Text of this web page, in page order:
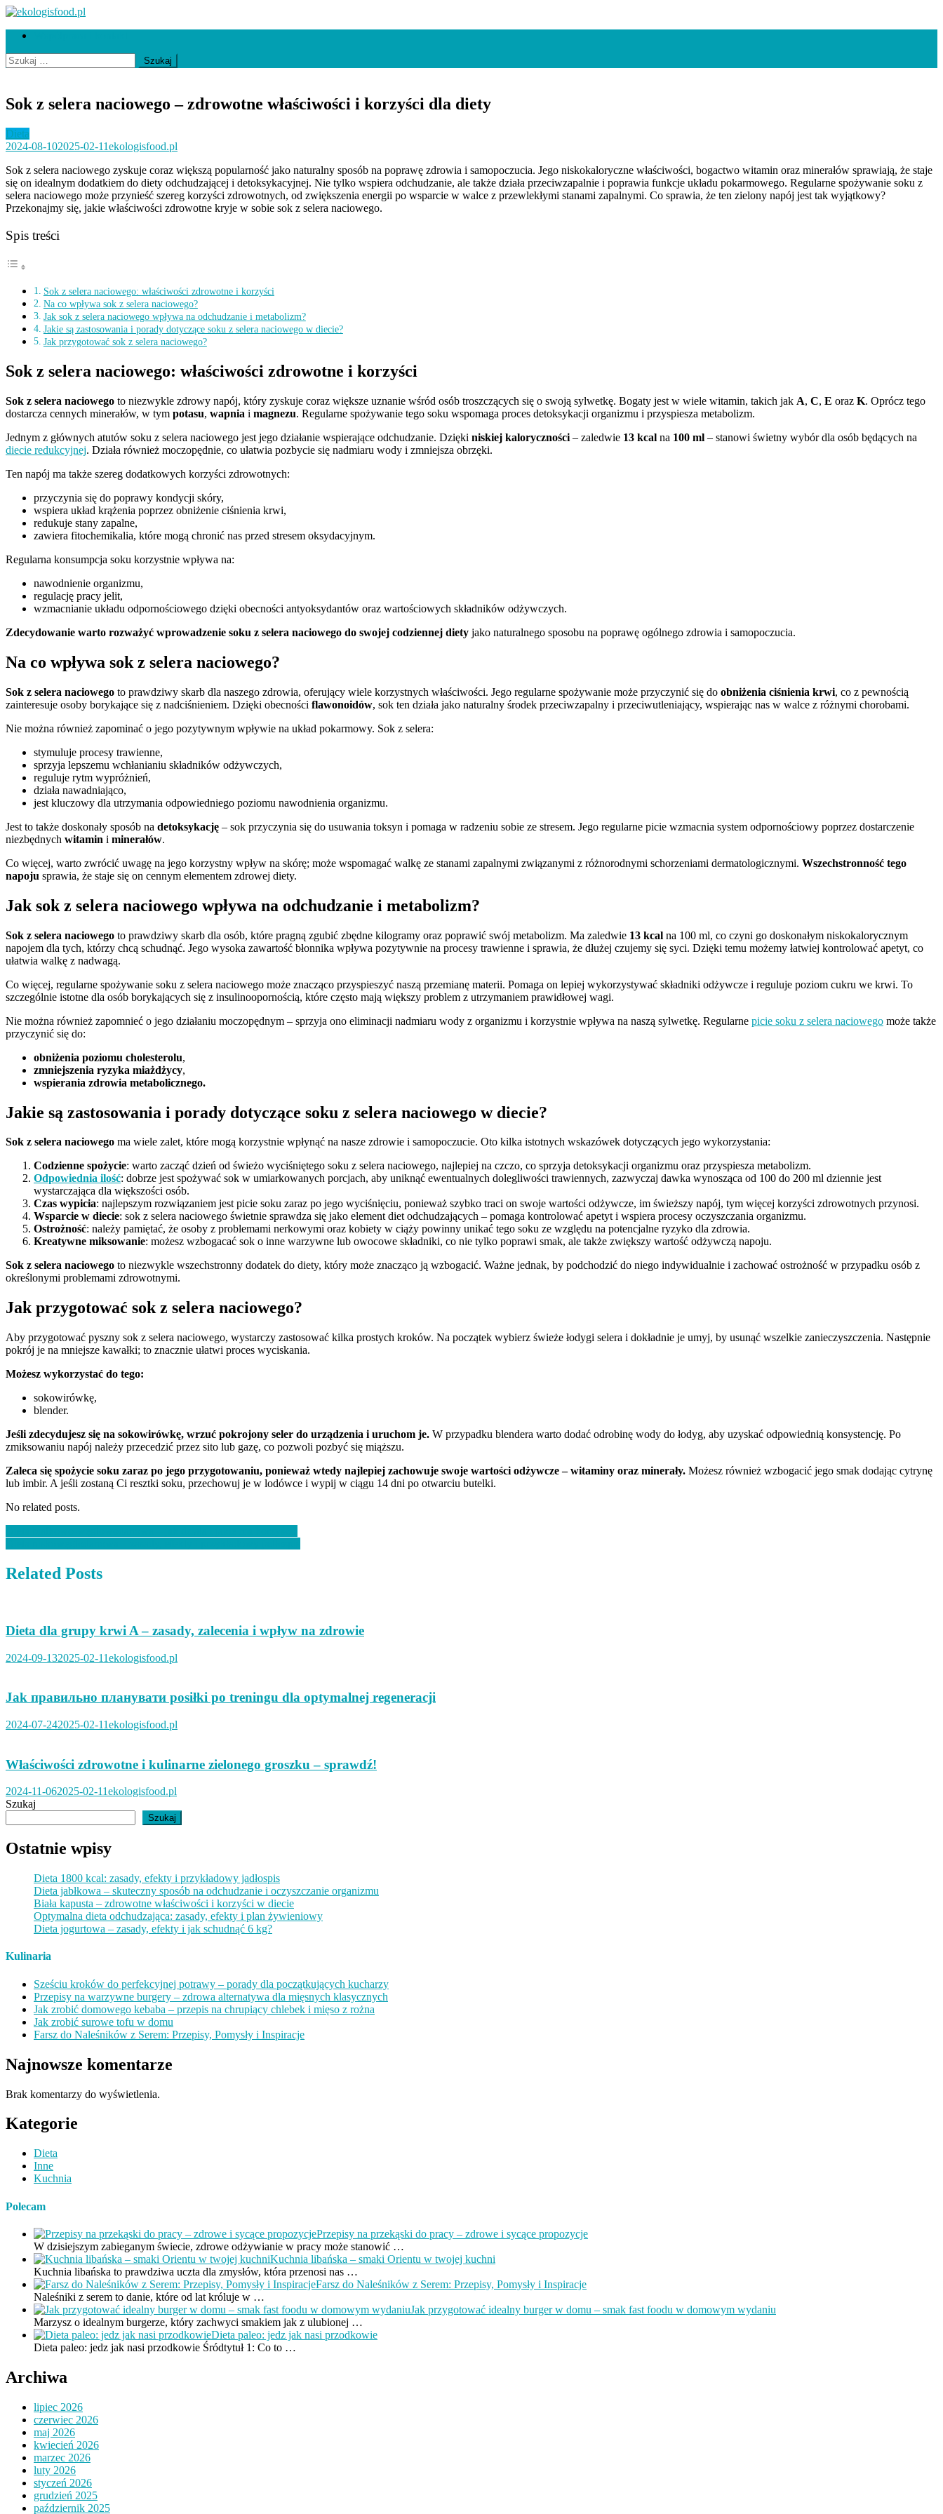
Skip
content
ekologisfood.pl
Ekologis
Szukaj:
Sok z selera naciowego – zdrowotne właściwości i korzyści dla diety
Dieta
2024-08-102025-02-11ekologisfood.pl
Sok z selera naciowego zyskuje coraz większą popularność jako naturalny sposób na poprawę zdrowia i samopoczucia. Jego niskokaloryczne właściwości, bogactwo witamin oraz minerałów sprawiają, że staje
się on idealnym dodatkiem do diety odchudzającej i detoksykacyjnej. Nie tylko wspiera odchudzanie, ale także działa przeciwzapalnie i poprawia funkcje układu pokarmowego. Regularne spożywanie soku z
selera naciowego może przynieść szereg korzyści zdrowotnych, od zwiększenia energii po wsparcie w walce z przewlekłymi stanami zapalnymi. Co sprawia, że ten zielony napój jest tak wyjątkowy?
Przekonajmy się, jakie właściwości zdrowotne kryje w sobie sok z selera naciowego.
Spis treści
Sok z selera naciowego: właściwości zdrowotne i korzyści
Na co wpływa sok z selera naciowego?
Jak sok z selera naciowego wpływa na odchudzanie i metabolizm?
Jakie są zastosowania i porady dotyczące soku z selera naciowego w diecie?
Jak przygotować sok z selera naciowego?
Sok z selera naciowego: właściwości zdrowotne i korzyści
Sok z selera naciowego to niezwykle zdrowy napój, który zyskuje coraz większe uznanie wśród osób troszczących się o swoją sylwetkę. Bogaty jest w wiele witamin, takich jak A, C, E oraz K. Oprócz tego
dostarcza cennych minerałów, w tym potasu, wapnia i magnezu. Regularne spożywanie tego soku wspomaga proces detoksykacji organizmu i przyspiesza metabolizm.
Jednym z głównych atutów soku z selera naciowego jest jego działanie wspierające odchudzanie. Dzięki niskiej kaloryczności – zaledwie 13 kcal na 100 ml – stanowi świetny wybór dla osób będących na
diecie redukcyjnej. Działa również moczopędnie, co ułatwia pozbycie się nadmiaru wody i zmniejsza obrzęki.
Ten napój ma także szereg dodatkowych korzyści zdrowotnych:
przyczynia się do poprawy kondycji skóry,
wspiera układ krążenia poprzez obniżenie ciśnienia krwi,
redukuje stany zapalne,
zawiera fitochemikalia, które mogą chronić nas przed stresem oksydacyjnym.
Regularna konsumpcja soku korzystnie wpływa na:
nawodnienie organizmu,
regulację pracy jelit,
wzmacnianie układu odpornościowego dzięki obecności antyoksydantów oraz wartościowych składników odżywczych.
Zdecydowanie warto rozważyć wprowadzenie soku z selera naciowego do swojej codziennej diety jako naturalnego sposobu na poprawę ogólnego zdrowia i samopoczucia.
Na co wpływa sok z selera naciowego?
Sok z selera naciowego to prawdziwy skarb dla naszego zdrowia, oferujący wiele korzystnych właściwości. Jego regularne spożywanie może przyczynić się do obniżenia ciśnienia krwi, co z pewnością
zainteresuje osoby borykające się z nadciśnieniem. Dzięki obecności flawonoidów, sok ten działa jako naturalny środek przeciwzapalny i przeciwutleniający, wspierając nas w walce z różnymi chorobami.
Nie można również zapominać o jego pozytywnym wpływie na układ pokarmowy. Sok z selera:
stymuluje procesy trawienne,
sprzyja lepszemu wchłanianiu składników odżywczych,
reguluje rytm wypróżnień,
działa nawadniająco,
jest kluczowy dla utrzymania odpowiedniego poziomu nawodnienia organizmu.
Jest to także doskonały sposób na detoksykację – sok przyczynia się do usuwania toksyn i pomaga w radzeniu sobie ze stresem. Jego regularne picie wzmacnia system odpornościowy poprzez dostarczenie
niezbędnych witamin i minerałów.
Co więcej, warto zwrócić uwagę na jego korzystny wpływ na skórę; może wspomagać walkę ze stanami zapalnymi związanymi z różnorodnymi schorzeniami dermatologicznymi. Wszechstronność tego
napoju sprawia, że staje się on cennym elementem zdrowej diety.
Jak sok z selera naciowego wpływa na odchudzanie i metabolizm?
Sok z selera naciowego to prawdziwy skarb dla osób, które pragną zgubić zbędne kilogramy oraz poprawić swój metabolizm. Ma zaledwie 13 kcal na 100 ml, co czyni go doskonałym niskokalorycznym
napojem dla tych, którzy chcą schudnąć. Jego wysoka zawartość błonnika wpływa pozytywnie na procesy trawienne i sprawia, że dłużej czujemy się syci. Dzięki temu możemy łatwiej kontrolować apetyt, co
ułatwia walkę z nadwagą.
Co więcej, regularne spożywanie soku z selera naciowego może znacząco przyspieszyć naszą przemianę materii. Pomaga on lepiej wykorzystywać składniki odżywcze i reguluje poziom cukru we krwi. To
szczególnie istotne dla osób borykających się z insulinoopornością, które często mają większy problem z utrzymaniem prawidłowej wagi.
Nie można również zapomnieć o jego działaniu moczopędnym – sprzyja ono eliminacji nadmiaru wody z organizmu i korzystnie wpływa na naszą sylwetkę. Regularne picie soku z selera naciowego może także
przyczynić się do:
obniżenia poziomu cholesterolu,
zmniejszenia ryzyka miażdżycy,
wspierania zdrowia metabolicznego.
Jakie są zastosowania i porady dotyczące soku z selera naciowego w diecie?
Sok z selera naciowego ma wiele zalet, które mogą korzystnie wpłynąć na nasze zdrowie i samopoczucie. Oto kilka istotnych wskazówek dotyczących jego wykorzystania:
Codzienne spożycie: warto zacząć dzień od świeżo wyciśniętego soku z selera naciowego, najlepiej na czczo, co sprzyja detoksykacji organizmu oraz przyspiesza metabolizm.
Odpowiednia ilość: dobrze jest spożywać sok w umiarkowanych porcjach, aby uniknąć ewentualnych dolegliwości trawiennych, zazwyczaj dawka wynosząca od 100 do 200 ml dziennie jest
wystarczająca dla większości osób.
Czas wypicia: najlepszym rozwiązaniem jest picie soku zaraz po jego wyciśnięciu, ponieważ szybko traci on swoje wartości odżywcze, im świeższy napój, tym więcej korzyści zdrowotnych przynosi.
Wsparcie w diecie: sok z selera naciowego świetnie sprawdza się jako element diet odchudzających – pomaga kontrolować apetyt i wspiera procesy oczyszczania organizmu.
Ostrożność: należy pamiętać, że osoby z problemami nerkowymi oraz kobiety w ciąży powinny unikać tego soku ze względu na potencjalne ryzyko dla zdrowia.
Kreatywne miksowanie: możesz wzbogacać sok o inne warzywne lub owocowe składniki, co nie tylko poprawi smak, ale także zwiększy wartość odżywczą napoju.
Sok z selera naciowego to niezwykle wszechstronny dodatek do diety, który może znacząco ją wzbogacić. Ważne jednak, by podchodzić do niego indywidualnie i zachować ostrożność w przypadku osób z
określonymi problemami zdrowotnymi.
Jak przygotować sok z selera naciowego?
Aby przygotować pyszny sok z selera naciowego, wystarczy zastosować kilka prostych kroków. Na początek wybierz świeże łodygi selera i dokładnie je umyj, by usunąć wszelkie zanieczyszczenia. Następnie
pokrój je na mniejsze kawałki; to znacznie ułatwi proces wyciskania.
Możesz wykorzystać do tego:
sokowirówkę,
blender.
Jeśli zdecydujesz się na sokowirówkę, wrzuć pokrojony seler do urządzenia i uruchom je. W przypadku blendera warto dodać odrobinę wody do łodyg, aby uzyskać odpowiednią konsystencję. Po
zmiksowaniu napój należy przecedzić przez sito lub gazę, co pozwoli pozbyć się miąższu.
Zaleca się spożycie soku zaraz po jego przygotowaniu, ponieważ wtedy najlepiej zachowuje swoje wartości odżywcze – witaminy oraz minerały. Możesz również wzbogacić jego smak dodając cytrynę
lub imbir. A jeśli zostaną Ci resztki soku, przechowuj je w lodówce i wypij w ciągu 14 dni po otwarciu butelki.
No related posts.
Nawigacja
wpisu
Related Posts
Dieta dla grupy krwi A – zasady, zalecenia i wpływ na zdrowie
2024-09-132025-02-11ekologisfood.pl
Jak правильно планувати posiłki po treningu dla optymalnej regeneracji
2024-07-242025-02-11ekologisfood.pl
Właściwości zdrowotne i kulinarne zielonego groszku – sprawdź!
2024-11-062025-02-11ekologisfood.pl
Szukaj
Szukaj
Ostatnie wpisy
Dieta 1800 kcal: zasady, efekty i przykładowy jadłospis
Dieta jabłkowa – skuteczny sposób na odchudzanie i oczyszczanie organizmu
Biała kapusta – zdrowotne właściwości i korzyści w diecie
Optymalna dieta odchudzająca: zasady, efekty i plan żywieniowy
Dieta jogurtowa – zasady, efekty i jak schudnąć 6 kg?
Kulinaria
Sześciu kroków do perfekcyjnej potrawy – porady dla początkujących kucharzy
Przepisy na warzywne burgery – zdrowa alternatywa dla mięsnych klasycznych
Jak zrobić domowego kebaba – przepis na chrupiący chlebek i mięso z rożna
Jak zrobić surowe tofu w domu
Farsz do Naleśników z Serem: Przepisy, Pomysły i Inspiracje
Najnowsze komentarze
Brak komentarzy do wyświetlenia.
Kategorie
Dieta
Inne
Kuchnia
Polecam
Przepisy na przekąski do pracy – zdrowe i sycące propozycje
W dzisiejszym zabieganym świecie, zdrowe odżywianie w pracy może stanowić …
Kuchnia libańska – smaki Orientu w twojej kuchni
Kuchnia libańska to prawdziwa uczta dla zmysłów, która przenosi nas …
Farsz do Naleśników z Serem: Przepisy, Pomysły i Inspiracje
Naleśniki z serem to danie, które od lat króluje w …
Jak przygotować idealny burger w domu – smak fast foodu w domowym wydaniu
Marzysz o idealnym burgerze, który zachwyci smakiem jak z ulubionej …
Dieta paleo: jedz jak nasi przodkowie
Dieta paleo: jedz jak nasi przodkowie Śródtytuł 1: Co to …
Archiwa
lipiec 2026
czerwiec 2026
maj 2026
kwiecień 2026
marzec 2026
luty 2026
styczeń 2026
grudzień 2025
październik 2025